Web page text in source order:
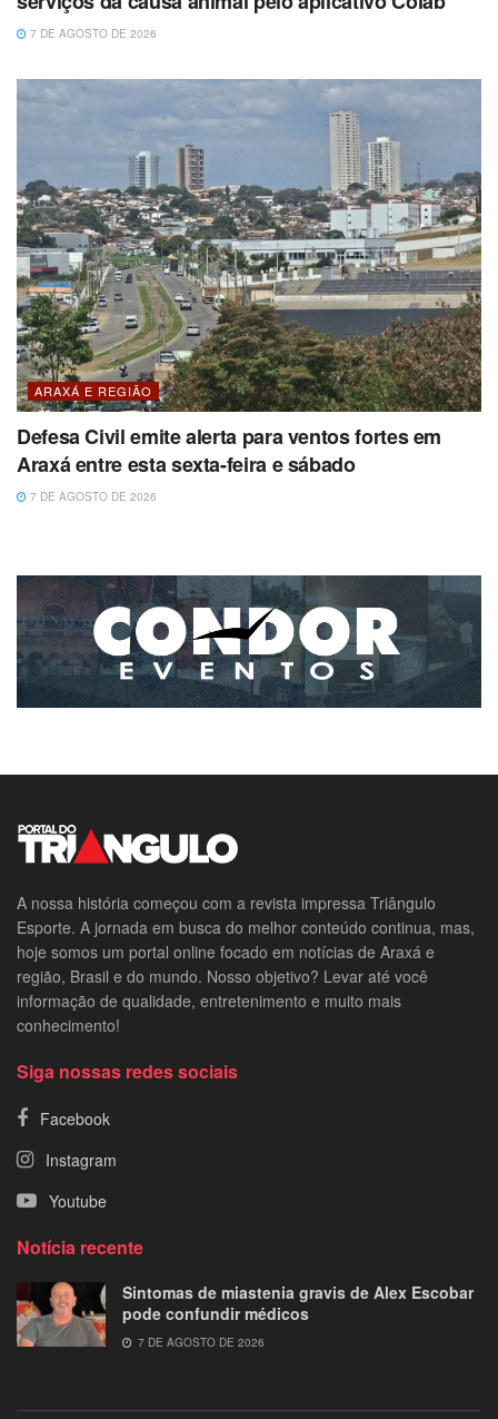
7 DE AGOSTO DE 2026
ARAXÁ E REGIÃO
Defesa Civil emite alerta para ventos fortes em
Araxá entre esta sexta-feira e sábado
7 DE AGOSTO DE 2026
A nossa história começou com a revista impressa Triângulo
Esporte. A jornada em busca do melhor conteúdo continua, mas,
hoje somos um portal online focado em notícias de Araxá e
região, Brasil e do mundo. Nosso objetivo? Levar até você
informação de qualidade, entretenimento e muito mais
conhecimento!
Siga nossas redes sociais
Facebook
Instagram
Youtube
Notícia recente
Sintomas de miastenia gravis de Alex Escobar
pode confundir médicos
7 DE AGOSTO DE 2026